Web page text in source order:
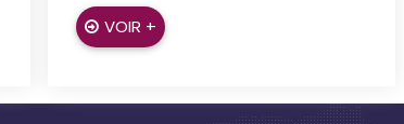
VOIR +